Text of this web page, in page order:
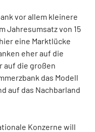
vor allem kleinere
Jahresumsatz von 15
eine Marktlücke
eher auf die
auf die großen
das Modell
auf das Nachbarland
Konzerne will